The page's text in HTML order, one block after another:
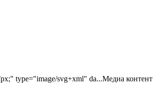
Медиа контент